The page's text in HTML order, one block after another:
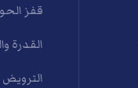
قفز
القدرة
الترويض